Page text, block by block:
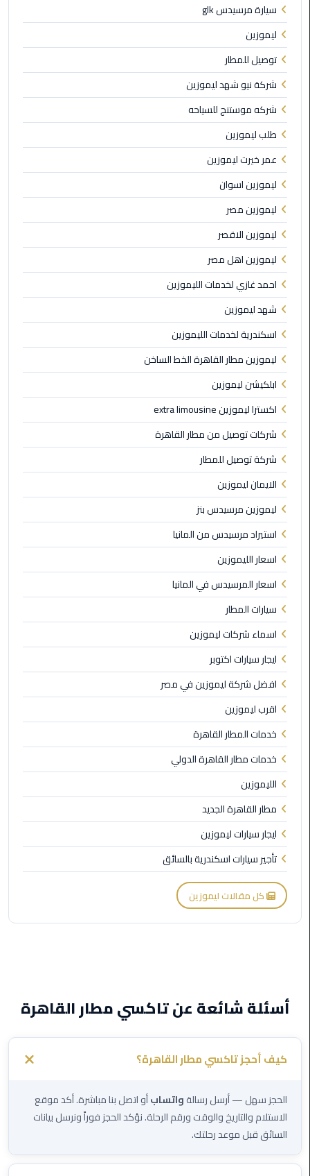
ليموزين
من
مطار
برج
العرب
إلى
القاهرة
ليموزين
الهرم
ليموزين
من
مطار
برج
العرب
الى
الساحل
الشمالي
ليموزين
الفيوم
مطار
القاهرة
ليموزين
ليموزين
دهب
مكاتب
ليموزين
الاسكندرية
ليموزين
مايو
ليموزين
حلوان
ليموزين
الإسماعيلية
ليموزين
المنوفية
ليموزين
البحيرة
ليموزين
بلطيم
ليموزين
بورسعيد
بنها
ليموزين
العبور
6
اكتوبر
الخط
سيارة مرسيدس glk
ليموزين
توصيل للمطار
شركة نيو شهد ليموزين
شركه موستنج للسياحه
طلب ليموزين
عمر خيرت ليموزين
ليموزين اسوان
ليموزين مصر
ليموزين الاقصر
ليموزين اهل مصر
احمد غازي لخدمات الليموزين
شهد ليموزين
اسكندرية لخدمات الليموزين
ليموزين مطار القاهرة الخط الساخن
ابلكيشن ليموزين
اكسترا ليموزين extra limousine
شركات توصيل من مطار القاهرة
شركة توصيل للمطار
الايمان ليموزين
ليموزين مرسيدس بنز
استيراد مرسيدس من المانيا
اسعار الليموزين
اسعار المرسيدس في المانيا
سيارات المطار
اسماء شركات ليموزين
ايجار سيارات اكتوبر
افضل شركة ليموزين في مصر
اقرب ليموزين
خدمات المطار القاهرة
خدمات مطار القاهرة الدولي
الليموزين
مطار القاهرة الجديد
ايجار سيارات ليموزين
تأجير سيارات اسكندرية بالسائق
كل مقالات ليموزين
أسئلة شائعة عن تاكسي مطار القاهرة
كيف أحجز تاكسي مطار القاهرة؟
الحجز سهل — أرسل رسالةواتسابأو اتصل بنا مباشرة. أكد موقع
الاستلام والتاريخ والوقت ورقم الرحلة. نؤكد الحجز فوراً ونرسل بيانات
السائق قبل موعد رحلتك.